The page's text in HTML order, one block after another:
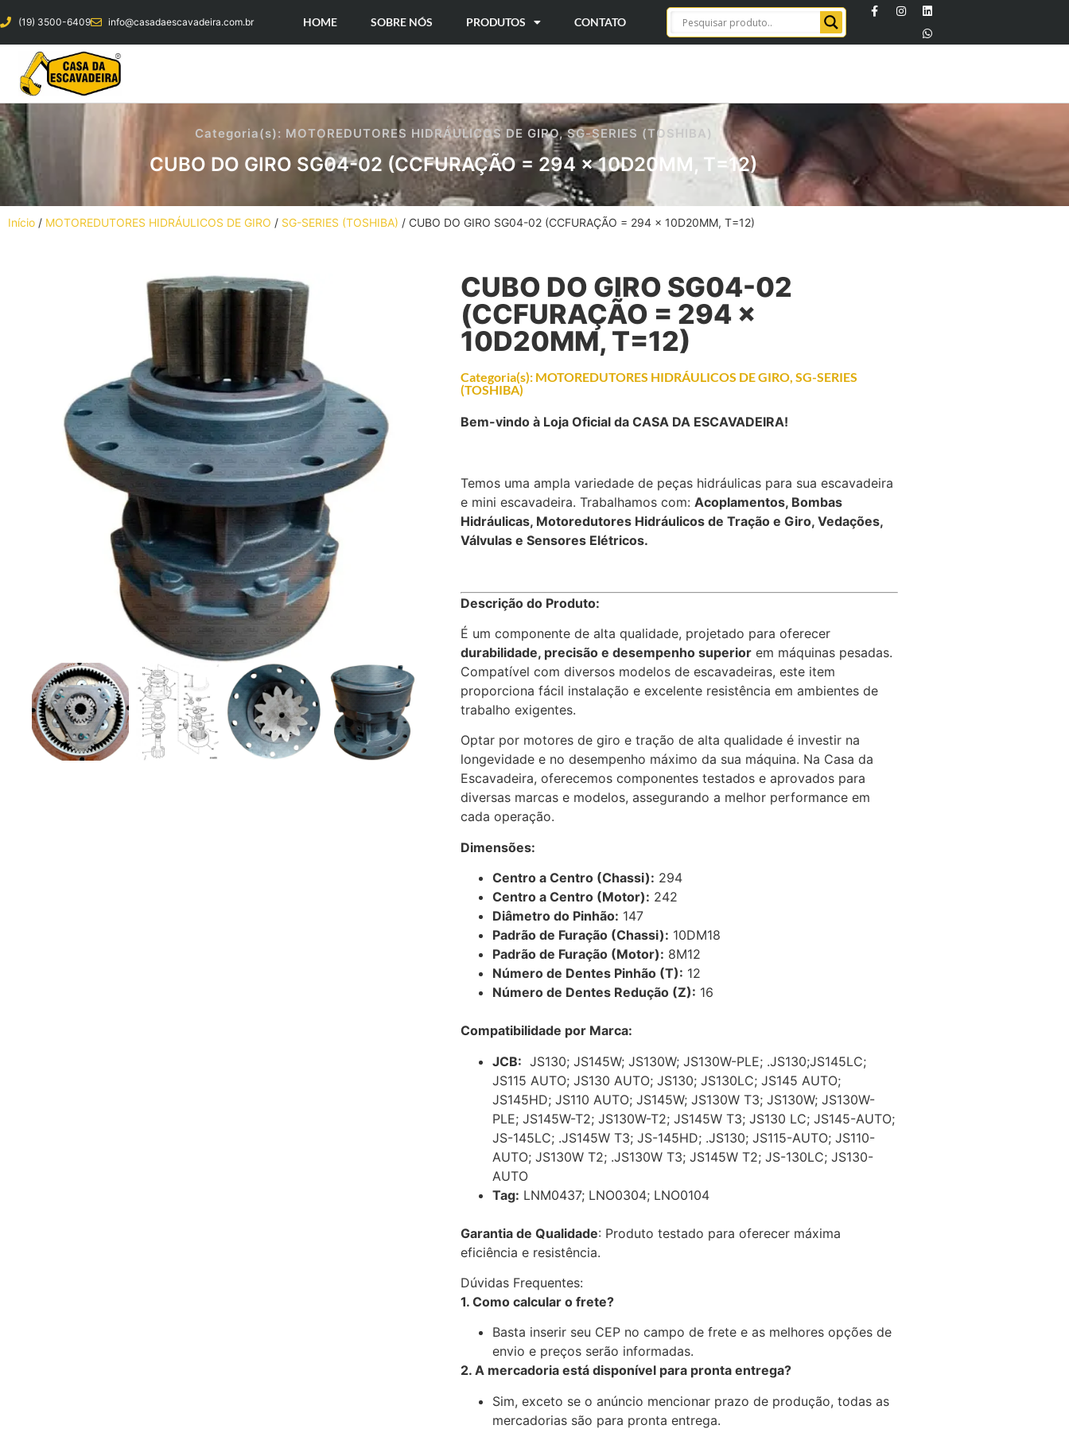
(19) 3500-6409 info@casadaescavadeira.com.br HOME SOBRE NÓS PRODUTOS CONTATO
Categoria(s): MOTOREDUTORES HIDRÁULICOS DE GIRO,SG-SERIES (TOSHIBA)
CUBO DO GIRO SG04-02 (CCFURAÇÃO = 294 × 10D20MM, T=12)
Início / MOTOREDUTORES HIDRÁULICOS DE GIRO / SG-SERIES (TOSHIBA) / CUBO DO GIRO SG04-02 (CCFURAÇÃO = 294 × 10D20MM, T=12)
CUBO DO GIRO SG04-02
(CCFURAÇÃO = 294 ×
10D20MM, T=12)
Categoria(s): MOTOREDUTORES HIDRÁULICOS DE GIRO,SG-SERIES
(TOSHIBA)
Bem-vindo à Loja Oficial da CASA DA ESCAVADEIRA!
Temos uma ampla variedade de peças hidráulicas para sua escavadeira
e mini escavadeira. Trabalhamos com:Acoplamentos, Bombas
Hidráulicas, Motoredutores Hidráulicos de Tração e Giro, Vedações,
Válvulas e Sensores Elétricos.
Descrição do Produto:
É um componente de alta qualidade, projetado para oferecer
durabilidade, precisão e desempenho superior em máquinas pesadas.
Compatível com diversos modelos de escavadeiras, este item
proporciona fácil instalação e excelente resistência em ambientes de
trabalho exigentes.
Optar por motores de giro e tração de alta qualidade é investir na
longevidade e no desempenho máximo da sua máquina. Na Casa da
Escavadeira, oferecemos componentes testados e aprovados para
diversas marcas e modelos, assegurando a melhor performance em
cada operação.
Dimensões:
Centro a Centro (Chassi): 294
Centro a Centro (Motor): 242
Diâmetro do Pinhão: 147
Padrão de Furação (Chassi): 10DM18
Padrão de Furação (Motor): 8M12
Número de Dentes Pinhão (T): 12
Número de Dentes Redução (Z): 16
Compatibilidade por Marca:
JCB: JS130; JS145W; JS130W; JS130W-PLE; .JS130;JS145LC;
JS115 AUTO; JS130 AUTO; JS130; JS130LC; JS145 AUTO;
JS145HD; JS110 AUTO; JS145W; JS130W T3; JS130W; JS130W-
PLE; JS145W-T2; JS130W-T2; JS145W T3; JS130 LC; JS145-AUTO;
JS-145LC; .JS145W T3; JS-145HD; .JS130; JS115-AUTO; JS110-
AUTO; JS130W T2; .JS130W T3; JS145W T2; JS-130LC; JS130-
AUTO
Tag: LNM0437; LNO0304; LNO0104
Garantia de Qualidade: Produto testado para oferecer máxima
eficiência e resistência.
Dúvidas Frequentes:
1. Como calcular o frete?
Basta inserir seu CEP no campo de frete e as melhores opções de
envio e preços serão informadas.
2. A mercadoria está disponível para pronta entrega?
Sim, exceto se o anúncio mencionar prazo de produção, todas as
mercadorias são para pronta entrega.